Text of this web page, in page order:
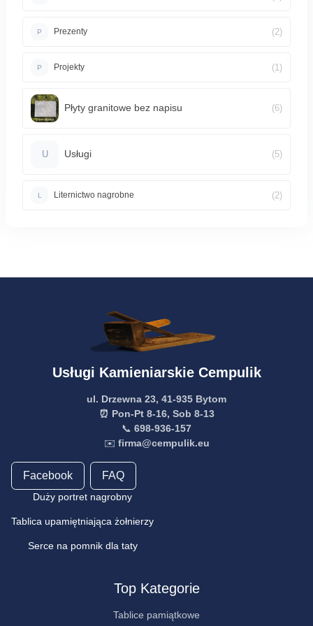
P Prezenty (2)
P Projekty (1)
Płyty granitowe bez napisu (6)
U Usługi (5)
L Liternictwo nagrobne (2)
Usługi Kamieniarskie Cempulik
ul. Drzewna 23, 41-935 Bytom
⏰ Pon-Pt 8-16, Sob 8-13
📞 698-936-157
✉️ firma@cempulik.eu
Facebook FAQ
Duży portret nagrobny
Tablica upamiętniająca żołnierzy
Serce na pomnik dla taty
Top Kategorie
Tablice pamiątkowe